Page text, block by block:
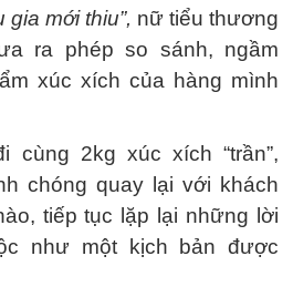
mới thiu”, nữ tiểu thương
ra phép so sánh, ngầm
xúc xích của hàng mình
cùng 2kg xúc xích “trần”,
chóng quay lại với khách
tiếp tục lặp lại những lời
như một kịch bản được